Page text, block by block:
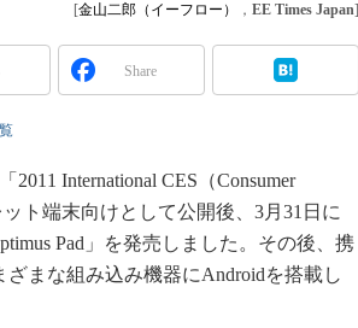
EdgeTech+
日本ものづくりワールド
AUTOMOTIVE WORLD
産業オープンネット展
Windows Embedded
車載ソフト開発
ISO26262
インダストリー4.0
[金山二郎（イーフロー） ， EE Times Japan]
Share
International CES（Consumer
ト端末向けとして公開後、3月31日に
Pad」を発売しました。その後、携
まな組み込み機器にAndroidを搭載し